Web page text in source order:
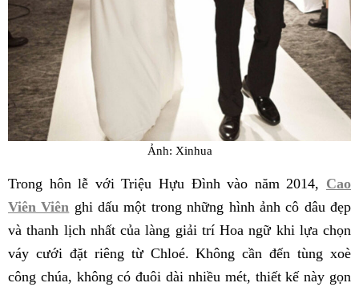
Ảnh: Xinhua
Trong hôn lễ với Triệu Hựu Đình vào năm 2014, Cao
Viên Viên ghi dấu một trong những hình ảnh cô dâu đẹp
và thanh lịch nhất của làng giải trí Hoa ngữ khi lựa chọn
váy cưới đặt riêng từ Chloé. Không cần đến tùng xoè
công chúa, không có đuôi dài nhiều mét, thiết kế này gọn